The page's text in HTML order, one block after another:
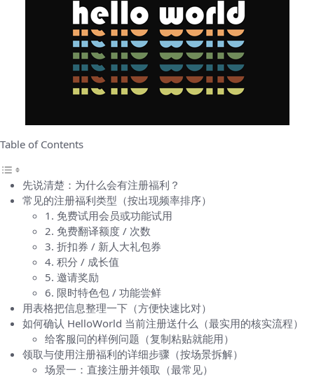
Table of Contents
先说清楚：为什么会有注册福利？
常见的注册福利类型（按出现频率排序）
1. 免费试用会员或功能试用
2. 免费翻译额度 / 次数
3. 折扣券 / 新人大礼包券
4. 积分 / 成长值
5. 邀请奖励
6. 限时特色包 / 功能尝鲜
用表格把信息整理一下（方便快速比对）
如何确认 HelloWorld 当前注册送什么（最实用的核实流程）
给客服问的样例问题（复制粘贴就能用）
领取与使用注册福利的详细步骤（按场景拆解）
场景一：直接注册并领取（最常见）